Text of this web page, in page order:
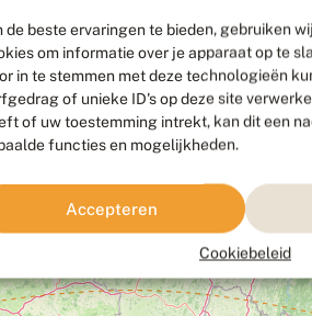
de beste ervaringen te bieden, gebruiken
om informatie over je apparaat op te
in te stemmen met deze technologieën
of unieke ID's op deze site
of uw toestemming intrekt, kan dit een
functies en mogelijkheden.
Accepteren
Cookiebeleid